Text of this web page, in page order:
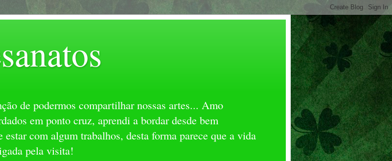
de podermos compartilhar nossas artes... Amo
em ponto cruz, aprendi a bordar desde bem
com algum trabalhos, desta forma parece que a vida
pela visita!